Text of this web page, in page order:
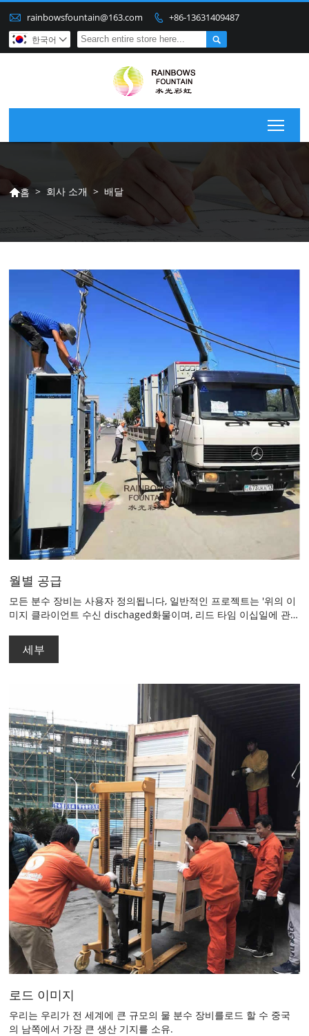
 rainbowsfountain@163.com  +86-13631409487

한국어 
홈 > 회사 소개 > 배달
월별 공급
모든 분수 장비는 사용자 정의됩니다, 일반적인 프로젝트는 '위의 이
미지 클라이언트 수신 dischaged화물이며, 리드 타임 이십일에 관
세부
로드 이미지
우리는 우리가 전 세계에 큰 규모의 물 분수 장비를로드 할 수 중국
의 남쪽에서 가장 큰 생산 기지를 소유.